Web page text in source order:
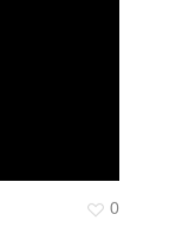
0